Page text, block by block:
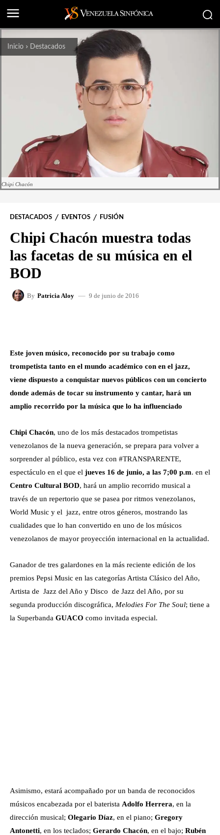
Inicio Destacados
Chipi Chacón
DESTACADOS EVENTOS FUSIÓN
Chipi Chacón muestra todas
las facetas de su música en el
BOD
By Patricia Aloy 9 de junio de 2016
Este joven músico, reconocido por su trabajo como
trompetista tanto en el mundo académico con en el jazz,
viene dispuesto a conquistar nuevos públicos con un concierto
donde además de tocar su instrumento y cantar, hará un
amplio recorrido por la música que lo ha influenciado
Chipi Chacón, uno de los más destacados trompetistas
venezolanos de la nueva generación, se prepara para volver a
sorprender al público, esta vez con #TRANSPARENTE,
espectáculo en el que el jueves 16 de junio, a las 7;00 p.m. en el
Centro Cultural BOD, hará un amplio recorrido musical a
través de un repertorio que se pasea por ritmos venezolanos,
World Music y el jazz, entre otros géneros, mostrando las
cualidades que lo han convertido en uno de los músicos
venezolanos de mayor proyección internacional en la actualidad.
Ganador de tres galardones en la más reciente edición de los
premios Pepsi Music en las categorías Artista Clásico del Año,
Artista de Jazz del Año y Disco de Jazz del Año, por su
segunda producción discográfica, Melodies For The Soul; tiene a
la Superbanda GUACO como invitada especial.
Asimismo, estará acompañado por un banda de reconocidos
músicos encabezada por el baterista Adolfo Herrera, en la
dirección musical; Olegario Díaz, en el piano; Gregory
Antonetti, en los teclados; Gerardo Chacón, en el bajo; Rubén